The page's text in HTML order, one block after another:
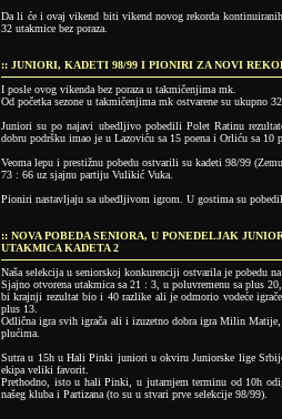
Da li će i ovaj vikend biti vikend novog rekorda
32 utakmice bez poraza.
:: JUNIORI, KADETI 98/99 I PIONIRI ZA NOVI
I posle ovog vikenda bez poraza u takmičenjima mk.
Od početka sezone u takmičenjima mk ostvarene su ukupno
Juniori su po najavi ubedljivo pobedili Polet Ratinu
dobru podršku imao je u Lazoviću sa 15 poena i Orliću sa 10
Veoma lepu i prestižnu pobedu ostvarili su kadeti 98/99
73 : 66 uz sjajnu partiju Vulikić Vuka.
Pioniri nastavljaju sa ubedljivom igrom. U gostima su
:: NOVA POBEDA SENIORA, U PONEDELJAK
UTAKMICA KADETA 2
Naša selekcija u seniorskoj konkurenciji ostvarila je pobedu
Sjajno otvorena utakmica sa 21 : 3, u poluvremenu sa plus
bi krajnji rezultat bio i 40 razlike ali je odmorio vodeće
plus 13.
Odlična igra svih igrača ali i izuzetno dobra igra Milin
plućima.
Sutra u 15h u Hali Pinki juniori u okviru Juniorske lige
ekipa veliki favorit.
Prethodno, isto u hali Pinki, u jutarnjem terminu od 10h
našeg kluba i Partizana (to su u stvari prve selekcije 98/99).